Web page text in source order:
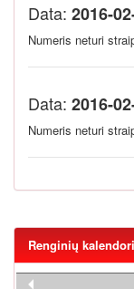
Data: 2016-
Numeris neturi
Data: 2016-
Numeris neturi
Renginių